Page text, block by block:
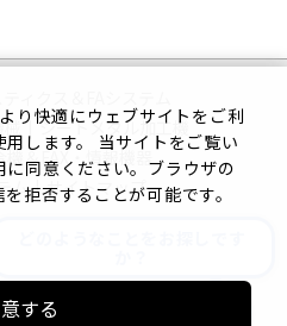
械 | シートメタル加工機
機＆FAX・情報機器
ム | サイトマップ
the turning point.
り快適にウェブサイトをご利
します。 当サイトをご覧い
同意ください。ブラウザの
拒否することが可能です。
する